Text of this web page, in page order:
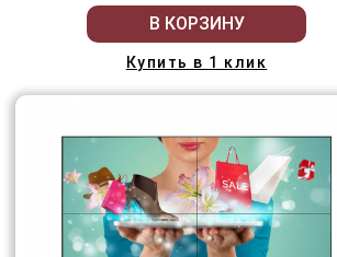
В КОРЗИНУ
Купить в 1 клик